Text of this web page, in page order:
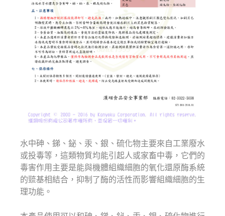
水中砷、銻、鉍、汞、銀、硫化物主要來自工業廢水
或投毒等，這類物質均能引起人或家畜中毒，它們的
毒害作用主要是能與機體組織細胞的氧化還原酶系統
的巰基相結合，抑制了酶的活性而影響組織細胞的生
理功能。